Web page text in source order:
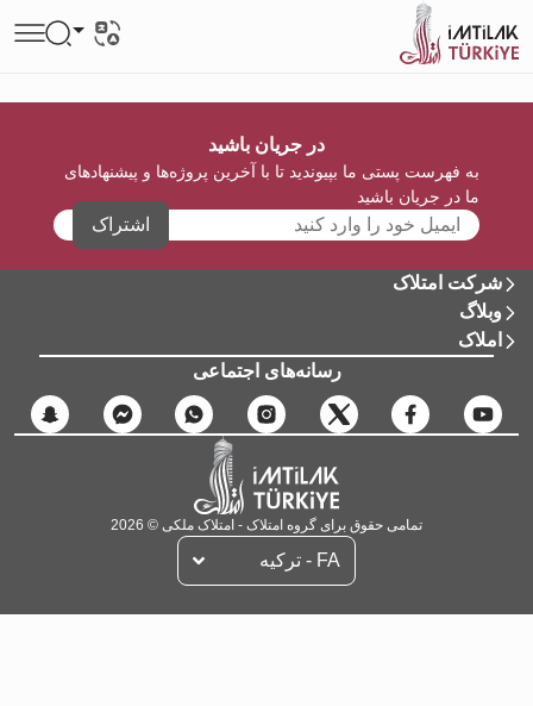
در جریان باشید
به فهرست پستی ما بپیوندید تا با آخرین پروژه‌ها و پیشنهادهای
ما در جریان باشید
اشتراک
شرکت امتلاک
وبلاگ
املاک
رسانه‌های اجتماعی
تمامی حقوق برای گروه امتلاک - امتلاک ملکی © 2026
FA - تركيه